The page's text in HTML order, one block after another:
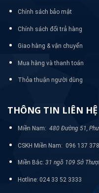
Chính sách bảo mật
Chính sách đổi trả hàng
Giao hàng & vận chuyển
Mua hàng và thanh toán
Thỏa thuận người dùng
THÔNG TIN LIÊN HỆ
Miền Nam: 480 Đường 51,
CSKH Miền Nam: 096 137
Miền Bắc: 31 ngõ 109 Sở
Hotline: 024 33 52 3333